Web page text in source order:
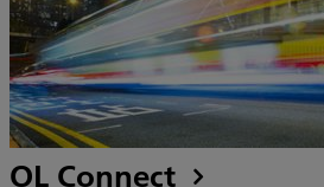
OL Connect